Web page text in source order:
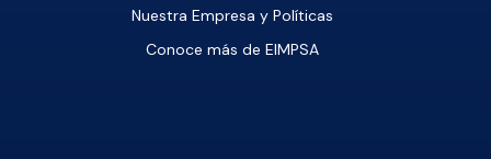
Nuestra Empresa y Políticas
Conoce más de EIMPSA